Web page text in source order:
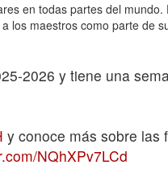
en todas partes del
los maestros como parte de
2026 y tiene una
y conoce más sobre las
NQhXPv7LCd